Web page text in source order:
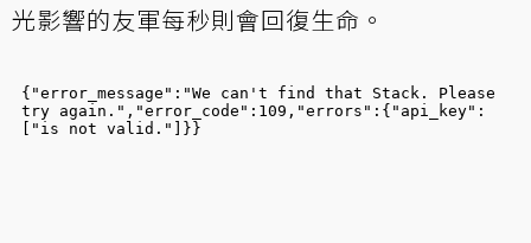
光影響的友軍每秒則會回復生命。